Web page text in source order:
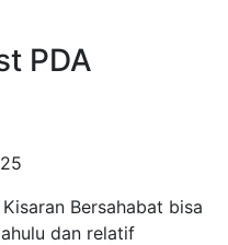
PDA
Bersahabat bisa
dan relatif